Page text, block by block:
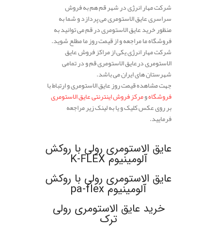
شرکت مهار انرژی در شهر قم هم به فروش
سراسری عایق الاستومری می پردازد و شما به
منظور خرید عایق الاستومری در قم می توانید به
فروشگاه ما مراجعه و از قیمت روز ما مطلع شوید.
شرکت مهار انرژی یکی از مراکز فروش عایق
الاستومری درعایق الاستومری قم و در تمامی
شهرستان های ایران می باشد.
جهت مشاهده قیمت روز عایق الاستومری و ارتباط با
فروشگاهومرکز فروش اینترنتی عایق الاستومری
بر روی عکس کلیک و یا به لینک زیر مراجعه
فرمایید.
عایق الاستومری رولی با روکش
آلومینیوم K-FLEX
عایق الاستومری رولی با روکش
آلومینیوم pa-flex
خرید عایق الاستومری رولی
ترک